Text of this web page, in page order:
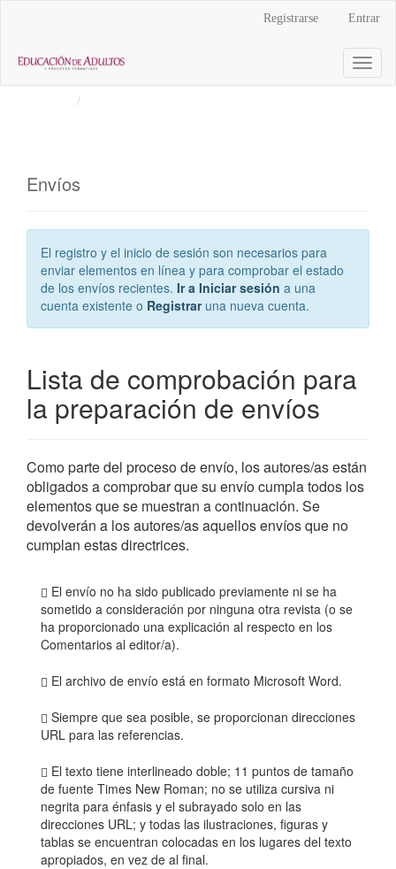
principal
Barra
Registrarse Entrar
Envíos
El registro y el inicio de sesión son necesarios para
enviar elementos en línea y para comprobar el estado
de los envíos recientes. Ir a Iniciar sesión a una
cuenta existente o Registraruna nueva cuenta.
Lista de comprobación para
la preparación de envíos
Como parte del proceso de envío, los autores/as están
obligados a comprobar que su envío cumpla todos los
elementos que se muestran a continuación. Se
devolverán a los autores/as aquellos envíos que no
cumplan estas directrices.
El envío no ha sido publicado previamente ni se ha
sometido a consideración por ninguna otra revista (o se
ha proporcionado una explicación al respecto en los
Comentarios al editor/a).
El archivo de envío está en formato Microsoft Word.
Siempre que sea posible, se proporcionan direcciones
URL para las referencias.
El texto tiene interlineado doble; 11 puntos de tamaño
de fuente Times New Roman; no se utiliza cursiva ni
negrita para énfasis y el subrayado solo en las
direcciones URL; y todas las ilustraciones, figuras y
tablas se encuentran colocadas en los lugares del texto
apropiados, en vez de al final.